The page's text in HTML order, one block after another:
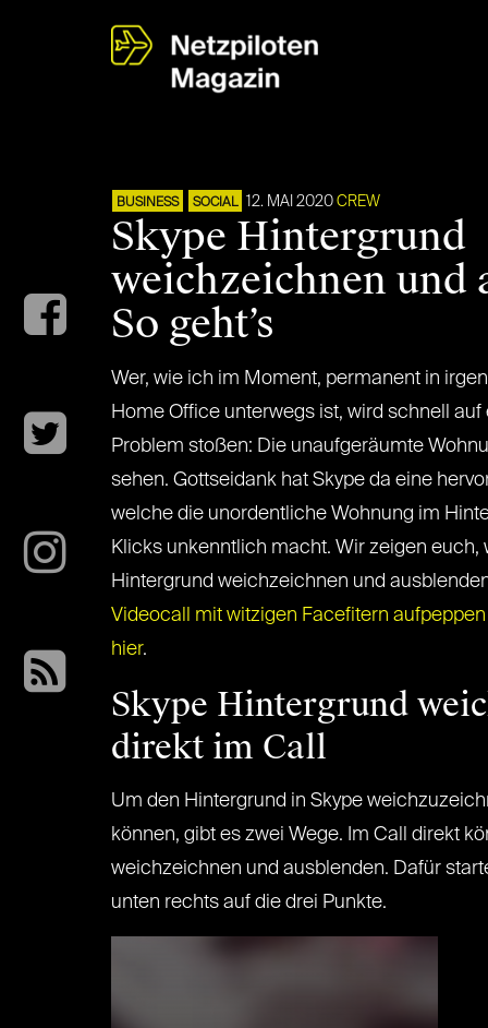
BUSINESS SOCIAL 12. MAI 2020 CREW
Skype Hintergrund
weichzeichnen und
So geht’s
Wer, wie ich im Moment, permanent in
Home Office unterwegs ist, wird schnell
Problem stoßen: Die unaufgeräumte
sehen. Gottseidank hat Skype da eine
welche die unordentliche Wohnung im
Klicks unkenntlich macht. Wir zeigen euch,
Hintergrund weichzeichnen und
Videocall mit witzigen Facefitern
hier.
Skype Hintergrund
direkt im Call
Um den Hintergrund in Skype
können, gibt es zwei Wege. Im Call direkt
weichzeichnen und ausblenden. Dafür
unten rechts auf die drei Punkte.